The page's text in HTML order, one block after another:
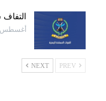
أغسطس 8, 2026
NEXT